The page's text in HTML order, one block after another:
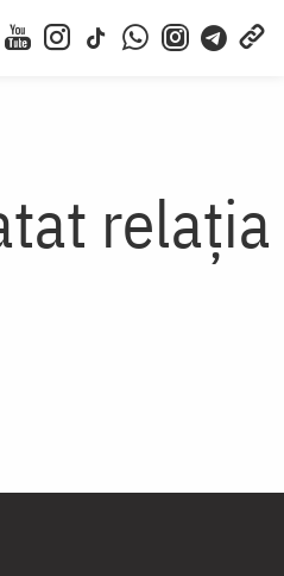
relația